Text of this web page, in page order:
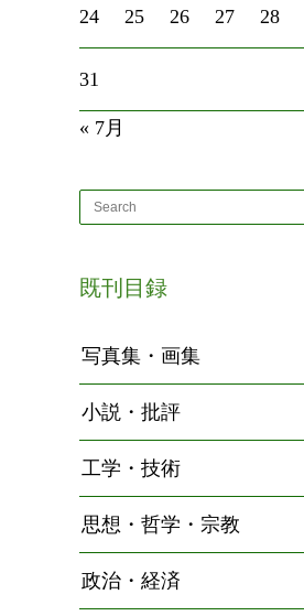
24 25 26 27 28
31
« 7月
既刊目録
写真集・画集
小説・批評
工学・技術
思想・哲学・宗教
政治・経済